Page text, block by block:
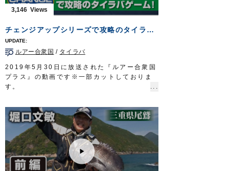
■取材協力
栃木県鬼怒川漁業協同組合様
第3土曜日は放送休止
https://s.mxtv.jp/variety/do_fishing/
OWNERMOVIEhttp://ownertv.jp/
オーナーばりwebsite
http://www.owner.co.jp
3,146
チェンジアップシリーズで攻略のタイラバゲーム！徹底解説！
ルアー合衆国 / タイラバ
2019年5月30日に放送された『ルアー合衆国
プラス』の動画です※一部カットしておりま
す。
がら船の上でのネクタイやラバー交換が簡単
にできる「チェンジアップシリーズ」を使っ
たタイラバゲームを徹底解説します。
■紹介アイテム
・チェンジストッパー
・チェンジスカート
・ チェンジネクタイストレート/カーリー